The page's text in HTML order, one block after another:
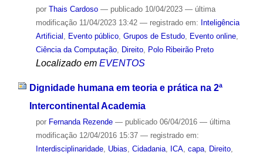
por Thais Cardoso — publicado10/04/2023 — última
modificação11/04/2023 13:42 — registrado em: Inteligência
Artificial
Evento público, Grupos de Estudo, Evento online,
Ciência da Computação, Direito, Polo Ribeirão Preto
Localizado em EVENTOS
Dignidade humana em teoria e prática na 2ª
Intercontinental Academia
por Fernanda Rezende — publicado06/04/2016 — última
modificação12/04/2016 15:37 — registrado em:
Interdisciplinaridade, Ubias, Cidadania, ICA, capa, Direito,